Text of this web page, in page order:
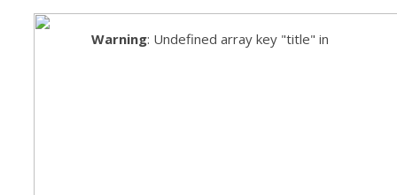
Warning: Undefined array key "title" in